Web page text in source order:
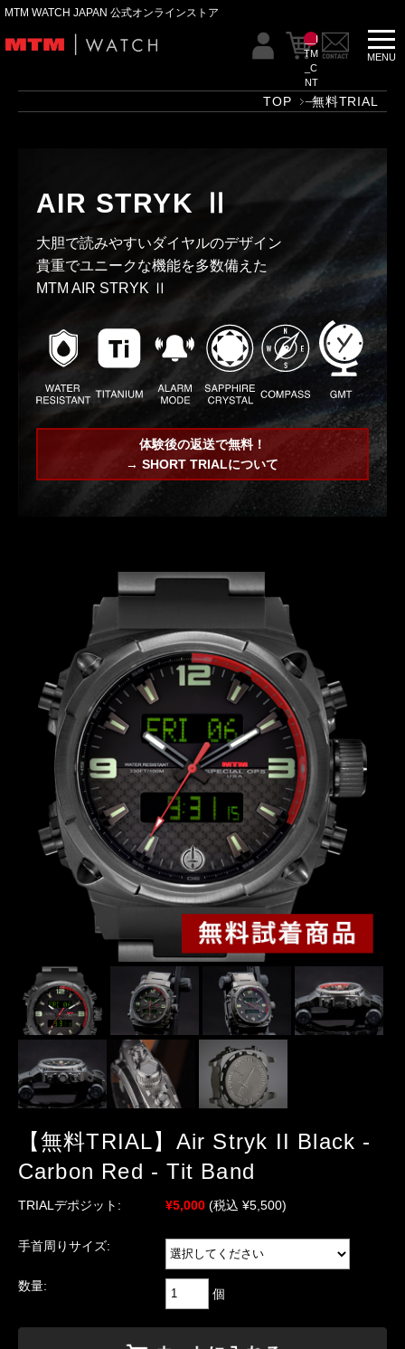
MTM WATCH JAPAN 公式オンラインストア
__I
TM
_C
NT
__
TOP 無料TRIAL
AIR STRYK Ⅱ
大胆で読みやすいダイヤルのデザイン
貴重でユニークな機能を多数備えた
MTM AIR STRYK Ⅱ
体験後の返送で無料！
→ SHORT TRIALについて
【無料TRIAL】Air Stryk II Black -
Carbon Red - Tit Band
TRIALデポジット: ¥5,000 (税込 ¥5,500)
手首周りサイズ:
数量:
個